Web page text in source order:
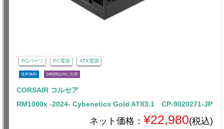
PCパーツ PC電源 ATX電源
送料無料 24時間以内に出荷
CORSAIR コルセア
RM1000x -2024- Cybenetics Gold ATX3.1 CP-9020271-JP
ネット価格： ¥22,980(税込)